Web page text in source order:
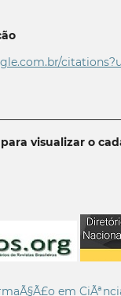
visualizar o